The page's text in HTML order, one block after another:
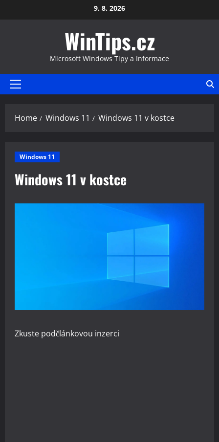
to
9. 8. 2026
WinTips.cz
Microsoft Windows Tipy a Informace
Primary
Home Windows 11 Windows 11 v kostce
Windows 11
Windows 11 v kostce
Zkuste podčlánkovou inzerci